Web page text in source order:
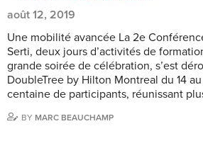
août 12, 2019
Une mobilité avancée La 2e
Serti, deux jours d’activités de
grande soirée de célébration, s’est
DoubleTree by Hilton Montreal du 14
centaine de participants, réunissant
BY MARC BEAUCHAMP